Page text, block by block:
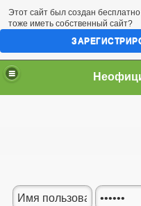
Этот сайт был создан
тоже иметь собственный сайт?